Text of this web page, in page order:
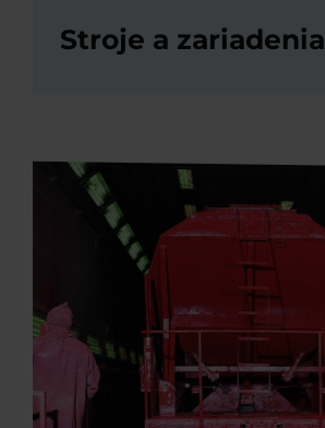
Stroje a zariadenia